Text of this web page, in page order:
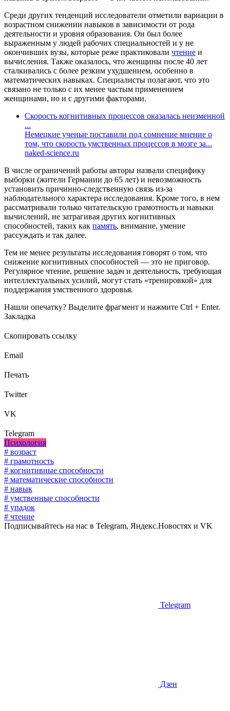
Среди других тенденций исследователи отметили вариации в
возрастном снижении навыков в зависимости от рода
деятельности и уровня образования. Он был более
выраженным у людей рабочих специальностей и у не
окончивших вузы, которые реже практиковали чтение и
вычисления. Также оказалось, что женщины после 40 лет
сталкивались с более резким ухудшением, особенно в
математических навыках. Специалисты полагают, что это
связано не только с их менее частым применением
женщинами, но и с другими факторами.
Скорость когнитивных процессов оказалась неизменной
...
Немецкие ученые поставили под сомнение мнение о
том, что скорость умственных процессов в мозге за...
naked-science.ru
В числе ограничений работы авторы назвали специфику
выборки (жители Германии до 65 лет) и невозможность
установить причинно-следственную связь из-за
наблюдательного характера исследования. Кроме того, в нем
рассматривали только читательскую грамотность и навыки
вычислений, не затрагивая других когнитивных
способностей, таких как память, внимание, умение
рассуждать и так далее.
Тем не менее результаты исследования говорят о том, что
снижение когнитивных способностей — это не приговор.
Регулярное чтение, решение задач и деятельность, требующая
интеллектуальных усилий, могут стать «тренировкой» для
поддержания умственного здоровья.
Нашли опечатку? Выделите фрагмент и нажмите Ctrl + Enter.
Закладка
Скопировать ссылку
Email
Печать
Twitter
VK
Telegram
Психология
# возраст
# грамотность
# когнитивные способности
# математические способности
# навык
# умственные способности
# упадок
# чтение
Подписывайтесь на нас в Telegram, Яндекс.Новостях и VK
Telegram
Дзен